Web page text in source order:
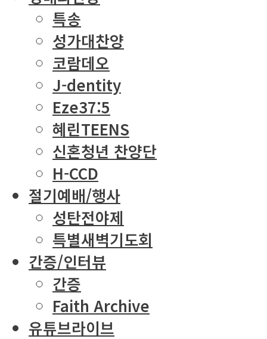
특송
성가대찬양
코람데오
J-dentity
Eze37:5
혜린TEENS
신혼청년 찬양단
H-CCD
절기예배/행사
성탄전야제
특별새벽기도회
간증/인터뷰
간증
Faith Archive
유튜브라이브